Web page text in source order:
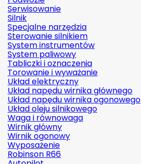
Serwisowanie
Silnik
Specjalne narzędzia
Sterowanie silnikiem
System instrumentów
System paliwowy
Tabliczki i oznaczenia
Torowanie i wyważanie
Układ elektryczny
Układ napędu wirnika głównego
Układ napędu wirnika ogonowego
Układ oleju silnikowego
Waga i równowaga
Wirnik główny
Wirnik ogonowy
Wyposażenie
Robinson R66